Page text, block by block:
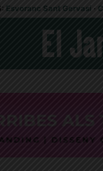
Esvoranc Sant Gervasi ·